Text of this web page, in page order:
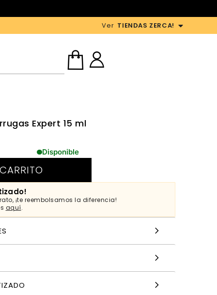
Ver TIENDAS ZERCA!
Expert 15 ml
Disponible
¡te reembolsamos la diferencia!
aquí.